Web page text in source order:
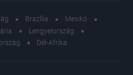
Brazília
Mexikó
Lengyelország
Dél-Afrika